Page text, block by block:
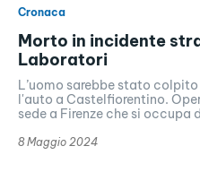
Cronaca
Morto in incidente
Laboratori
L’uomo sarebbe stato
l'auto a Castelfiorentino.
sede a Firenze che si occupa
8 Maggio 2024